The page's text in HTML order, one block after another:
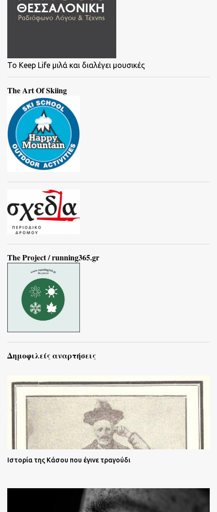
To Keep Life μιλά και διαλέγει μουσικές
The Art Of Skiing
The Project / running365.gr
Δημοφιλείς αναρτήσεις
Ιστορία της Κάσου που έγινε τραγούδι